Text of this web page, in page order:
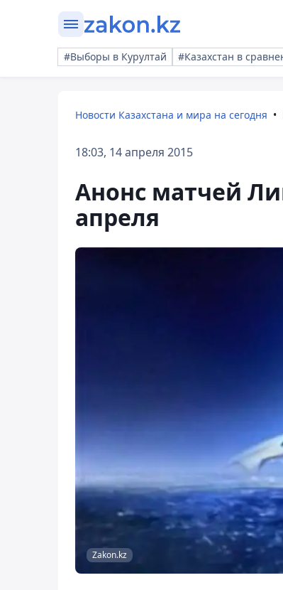
#Выборы в Курултай #Казахстан в
Новости Казахстана и мира на сегодня
18:03, 14 апреля 2015
Анонс матчей
апреля
Zakon.kz